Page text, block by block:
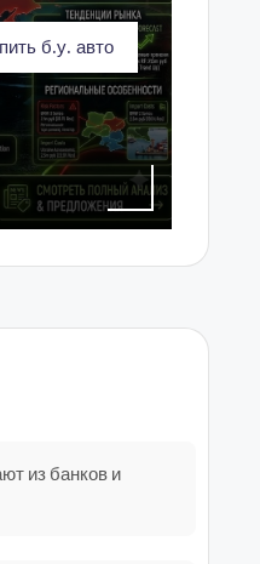
б.у. авто
из банков и